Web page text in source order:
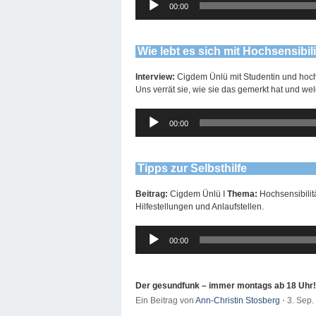
Player
00:00
Wie lebt es sich mit
Interview: Cigdem Ünlü mit Studentin und
Uns verrät sie, wie sie das gemerkt hat und
Audio-
Player
00:00
Tipps zur Selbsthilfe
Beitrag: Cigdem Ünlü I Thema:
Hilfestellungen und Anlaufstellen.
Audio-
Player
00:00
Der gesundfunk – immer montags ab 18 Uhr!
Ein Beitrag von Ann-Christin Stosberg ⋅ 3. Sep.